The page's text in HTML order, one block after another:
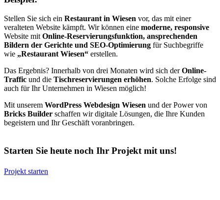
Stellen Sie sich ein Restaurant in Wiesen vor, das mit einer
veralteten Website kämpft. Wir können eine moderne, responsive
Website mit Online-Reservierungsfunktion, ansprechenden
Bildern der Gerichte und SEO-Optimierung für Suchbegriffe
wie „Restaurant Wiesen“ erstellen.
Das Ergebnis? Innerhalb von drei Monaten wird sich derOnline-
Traffic und die Tischreservierungen erhöhen. Solche Erfolge sind
auch für Ihr Unternehmen in Wiesen möglich!
Mit unserem WordPress Webdesign Wiesen und der Power von
Bricks Builder schaffen wir digitale Lösungen, die Ihre Kunden
begeistern und Ihr Geschäft voranbringen.
Starten Sie heute noch Ihr Projekt mit uns!
Projekt starten